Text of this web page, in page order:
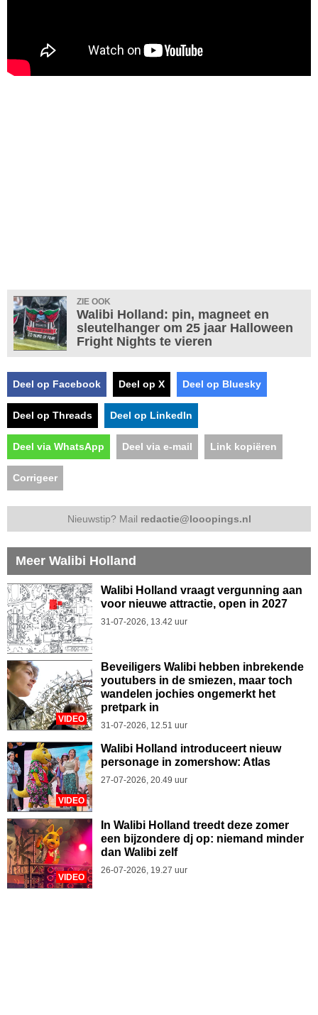
ZIE OOK
Walibi Holland: pin, magneet en
sleutelhanger om 25 jaar Halloween
Fright Nights te vieren
Deel op Facebook Deel op X Deel op Bluesky
Deel op Threads Deel op LinkedIn
Deel via WhatsApp Deel via e-mail Link kopiëren
Corrigeer
Nieuwstip? Mail redactie@looopings.nl
Meer Walibi Holland
Walibi Holland vraagt vergunning aan
voor nieuwe attractie, open in 2027
31-07-2026, 13.42 uur
VIDEO
Beveiligers Walibi hebben inbrekende
youtubers in de smiezen, maar toch
wandelen jochies ongemerkt het
pretpark in
31-07-2026, 12.51 uur
VIDEO
Walibi Holland introduceert nieuw
personage in zomershow: Atlas
27-07-2026, 20.49 uur
VIDEO
In Walibi Holland treedt deze zomer
een bijzondere dj op: niemand minder
dan Walibi zelf
26-07-2026, 19.27 uur